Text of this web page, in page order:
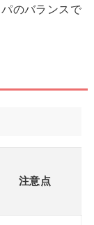
のバランスで
注意点